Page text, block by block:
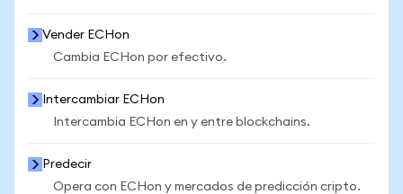
Vender ECHon
Cambia ECHon por efectivo.
Intercambiar ECHon
Intercambia ECHon en y entre blockchains.
Predecir
Opera con ECHon y mercados de predicción cripto.